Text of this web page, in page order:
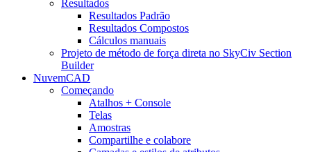
Resultados
Resultados Padrão
Resultados Compostos
Cálculos manuais
Projeto de método de força direta no SkyCiv Section
Builder
NuvemCAD
Começando
Atalhos + Console
Telas
Amostras
Compartilhe e colabore